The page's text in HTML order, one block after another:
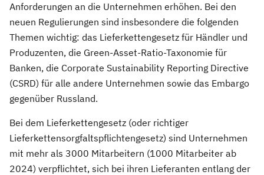
Anforderungen an die Unternehmen erhöhen. Bei den
neuen Regulierungen sind insbesondere die folgenden
Themen wichtig: das Lieferkettengesetz für Händler und
Produzenten, die Green-Asset-Ratio-Taxonomie für
Banken, die Corporate Sustainability Reporting Directive
(CSRD) für alle andere Unternehmen sowie das Embargo
gegenüber Russland.
Bei dem Lieferkettengesetz (oder richtiger
Lieferkettensorgfaltspflichtengesetz) sind Unternehmen
mit mehr als 3000 Mitarbeitern (1000 Mitarbeiter ab
2024) verpflichtet, sich bei ihren Lieferanten entlang der